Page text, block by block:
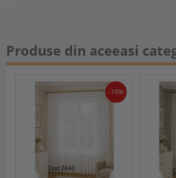
Produse din aceeasi
-10%